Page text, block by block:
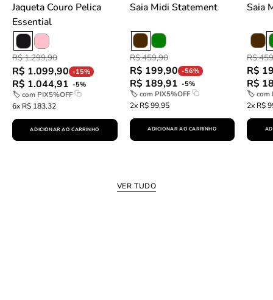
Jaqueta Couro Pelica
Essential
R$ 1.299,90
R$ 1.099,90 -15%
R$ 1.044,91 -5%
🏷 com PIX5%OFF
6x R$ 183,32
ADICIONAR AO CARRINHO
Saia Midi Statement
R$ 459,90
R$ 199,90 -56%
R$ 189,91 -5%
🏷 com PIX5%OFF
2x R$ 99,95
ADICIONAR AO CARRINHO
R$
R$
R$
🏷 com
2x R$
VER TUDO